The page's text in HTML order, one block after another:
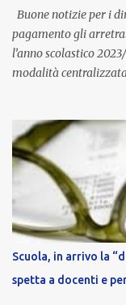
aggiornata
Buone notizie per i
pagamento gli
l’anno scolastico
modalità
ordinaria di ottobre .
retribuzione di
stipendio dei dirigenti
la qualità dell’attività
raggiungimento
e del Merito (MIM) .
completato la
che ha poi disposto
importi e le trattenute
Scuola, in arrivo la
spetta a docenti e